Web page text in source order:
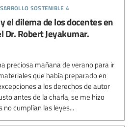
sostenible 4
el dilema de los docentes en
Dr. Robert Jeyakumar.
preciosa mañana de verano para ir
que había preparado en
a los derechos de autor
antes de la charla, se me hizo
cumplían las leyes...